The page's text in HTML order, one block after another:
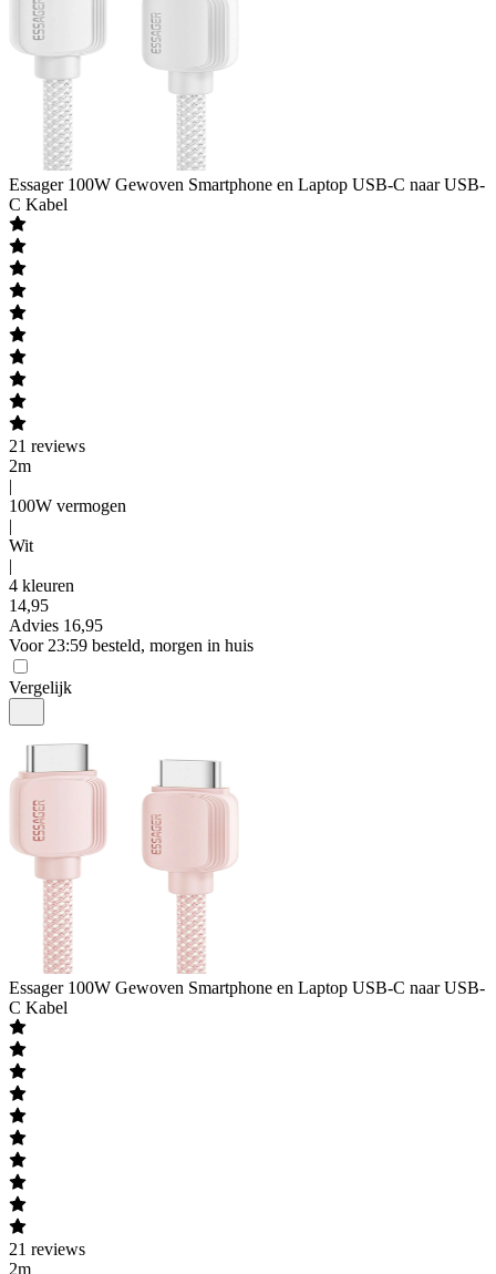
Essager 100W Gewoven Smartphone en Laptop USB-C naar USB-
C Kabel
21 reviews
2m
|
100W vermogen
|
Wit
|
4 kleuren
14,95
Advies 16,95
Voor 23:59 besteld, morgen in huis
Vergelijk
Essager 100W Gewoven Smartphone en Laptop USB-C naar USB-
C Kabel
21 reviews
2m